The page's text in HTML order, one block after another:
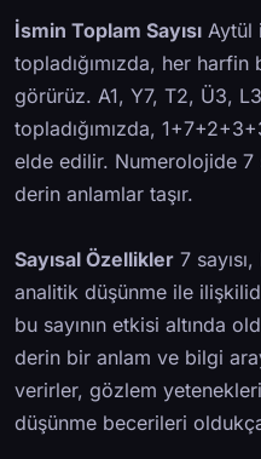
İsmin Toplam Sayısı Aytül
topladığımızda, her
görürüz. A1, Y7, T2, Ü3,
topladığımızda,
elde edilir. Numerolojide 7
derin anlamlar taşır.
Sayısal Özellikler 7
analitik düşünme ile
bu sayının etkisi altında
derin bir anlam ve bilgi
verirler, gözlem
düşünme becerileri